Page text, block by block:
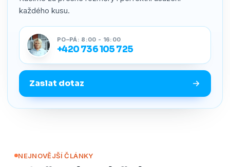
každého kusu.
PO–PÁ: 8:00 - 16:00
+420 736 105 725
Zaslat dotaz
NEJNOVĚJŠÍ ČLÁNKY